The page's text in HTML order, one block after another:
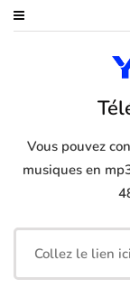
Vous pouvez
musiques en